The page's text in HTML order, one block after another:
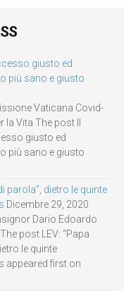
giusto ed
più sano e giusto
Vaticana Covid-
Vita The post Il
giusto ed
più sano e giusto
parola”, dietro le quinte
Dicembre 29, 2020
Dario Edoardo
post LEV: “Papa
le quinte
appeared first on